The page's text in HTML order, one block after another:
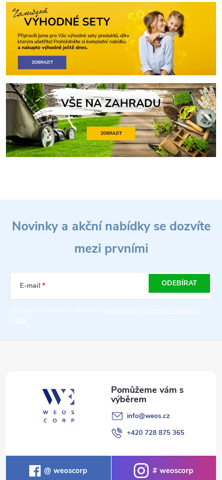
í
Novinky a akční nabídky se dozvíte
mezi prvními
E-mail ODEBÍRAT
info@weos.cz
+420 728 875 365
weoscorp weoscorp